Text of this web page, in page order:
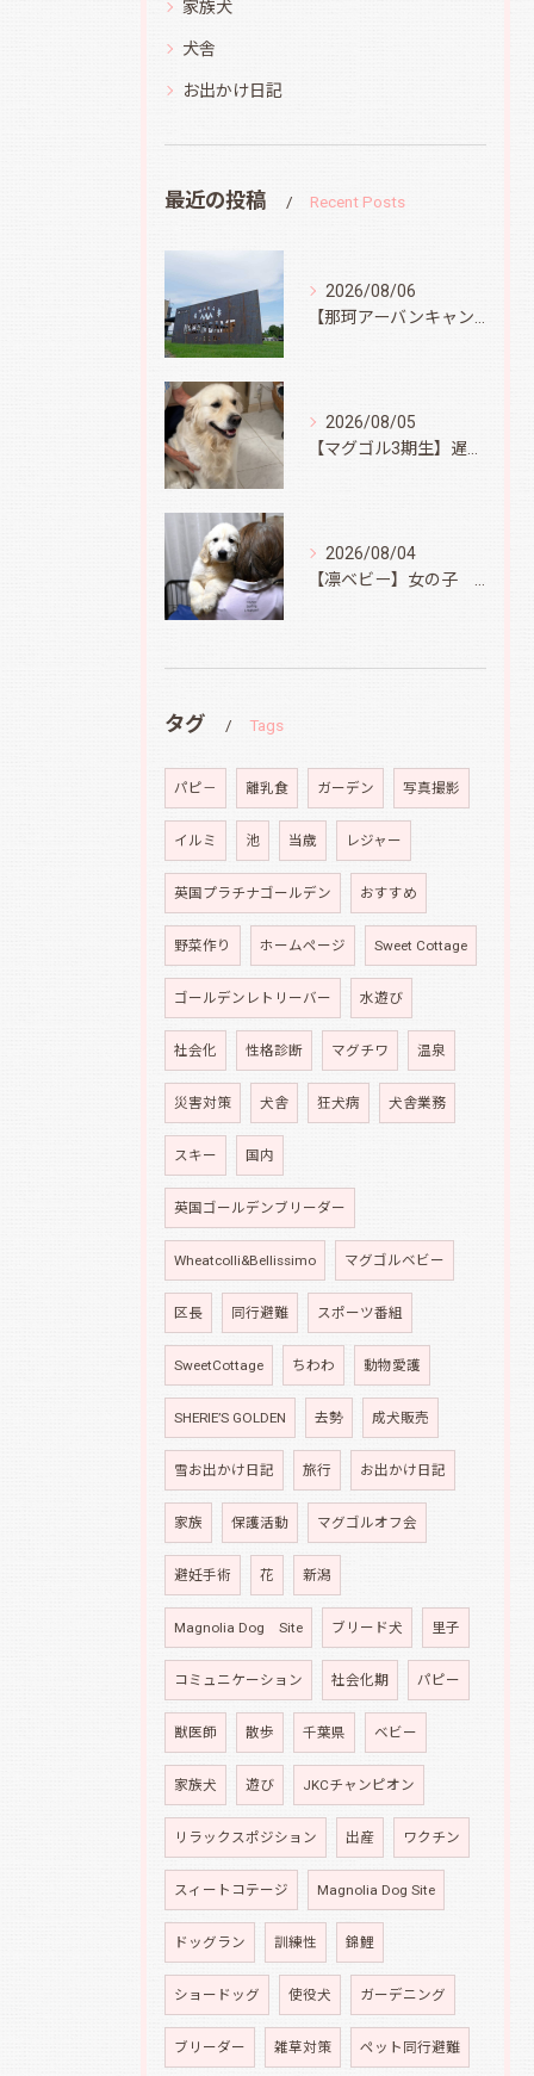
家族犬
犬舎
お出かけ日記
最近の投稿 Recent Posts
2026/08/06
【那珂アーバンキャンプフィールド】
2026/08/05
【マグゴル3期生】遅ればせながら
2026/08/04
【凛ベビー】女の子 Ⅱ
タグ Tags
パピ－ 離乳食 ガーデン 写真撮影
イルミ 池 当歳 レジャー
英国プラチナゴールデン おすすめ
野菜作り ホームページ Sweet Cottage
ゴールデンレトリーバー 水遊び
社会化 性格診断 マグチワ 温泉
災害対策 犬舎 狂犬病 犬舎業務
スキー 国内
英国ゴールデンブリーダー
Wheatcolli&Bellissimo マグゴルベビー
区長 同行避難 スポーツ番組
SweetCottage ちわわ 動物愛護
SHERIE’S GOLDEN 去勢 成犬販売
雪お出かけ日記 旅行 お出かけ日記
家族 保護活動 マグゴルオフ会
避妊手術 花 新潟
Magnolia Dog Site ブリード犬 里子
コミュニケーション 社会化期 パピー
獣医師 散歩 千葉県 ベビー
家族犬 遊び JKCチャンピオン
リラックスポジション 出産 ワクチン
スィートコテージ Magnolia Dog Site
ドッグラン 訓練性 錦鯉
ショードッグ 使役犬 ガーデニング
ブリーダー 雑草対策 ペット同行避難